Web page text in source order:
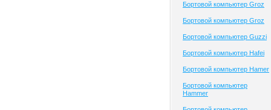
Бортовой компьютер Groz
Бортовой компьютер Groz
Бортовой компьютер Guzzi
Бортовой компьютер Hafei
Бортовой компьютер Hamer
Бортовой компьютер
Hammer